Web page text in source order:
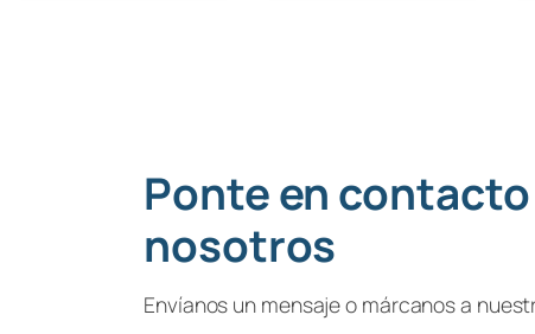
Ponte en
nosotros
Envíanos un mensaje o márcanos a